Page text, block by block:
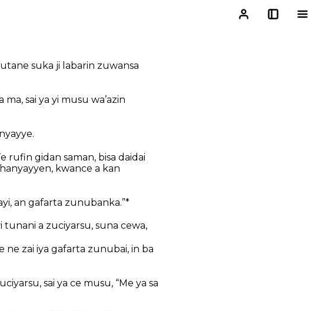
suka ji labarin zuwansa
sai ya yi musu wa’azin
rufin gidan saman, bisa daidai
kwance a kan
an gafarta zunubanka.”*
a zuciyarsu, suna cewa,
ne zai iya gafarta zunubai, in ba
sai ya ce musu, “Me ya sa